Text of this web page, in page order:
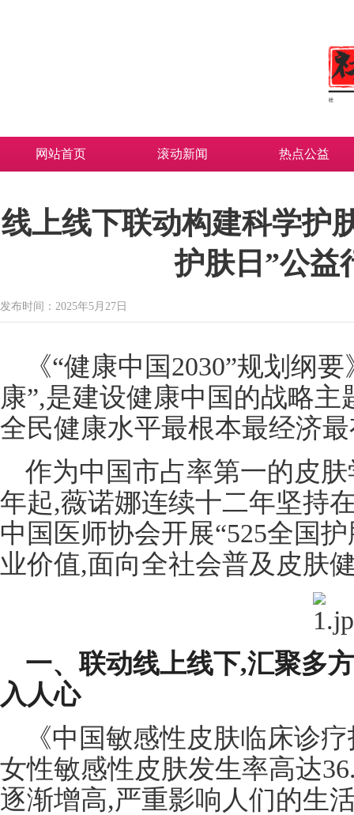
网站首页 滚动新闻 热点公益
线上线下联动构建科学护
护肤日”公益
发布时间：2025年5月27日
《“健康中国2030”规划纲
康”,是建设健康中国的战略
全民健康水平最根本最经济
作为中国市占率第一的皮
年起,薇诺娜连续十二年坚持
中国医师协会开展“525全国
业价值,面向全社会普及皮肤
一、联动线上线下,汇聚多
入人心
《中国敏感性皮肤临床诊
女性敏感性皮肤发生率高达
逐渐增高,严重影响人们的生